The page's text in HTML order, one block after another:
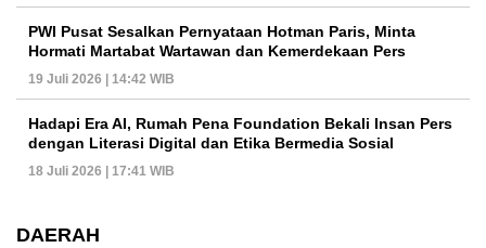
PWI Pusat Sesalkan Pernyataan Hotman Paris, Minta
Hormati Martabat Wartawan dan Kemerdekaan Pers
19 Juli 2026 | 14:42 WIB
Hadapi Era AI, Rumah Pena Foundation Bekali Insan Pers
dengan Literasi Digital dan Etika Bermedia Sosial
18 Juli 2026 | 17:41 WIB
DAERAH